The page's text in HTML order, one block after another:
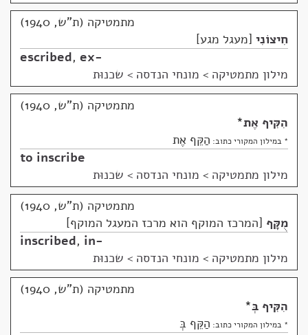
מתמטיקה (ת"ש, 1940)
חִיצוֹנִי מעגל מגע
escribed, ex-
מילון מתמטיקה > מונחי הנדסה > שכנוּת
מתמטיקה (ת"ש, 1940)
הִקִּיף אֶת*
* במילון המקורי כתוב: הַקֵּף אֶת
to inscribe
מילון מתמטיקה > מונחי הנדסה > שכנוּת
מתמטיקה (ת"ש, 1940)
מֻקָּף המרכז המוקף הוא מרכז המעגל המוקף
inscribed, in-
מילון מתמטיקה > מונחי הנדסה > שכנוּת
מתמטיקה (ת"ש, 1940)
הִקִּיף בְּ*
* במילון המקורי כתוב: הַקֵּף בְּ